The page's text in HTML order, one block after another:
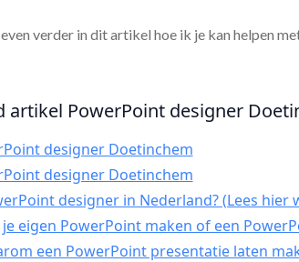
verder in dit artikel hoe ik je kan helpen
artikel PowerPoint designer
designer Doetinchem
designer Doetinchem
designer in Nederland? (Lees
eigen PowerPoint maken of een
een PowerPoint presentatie laten